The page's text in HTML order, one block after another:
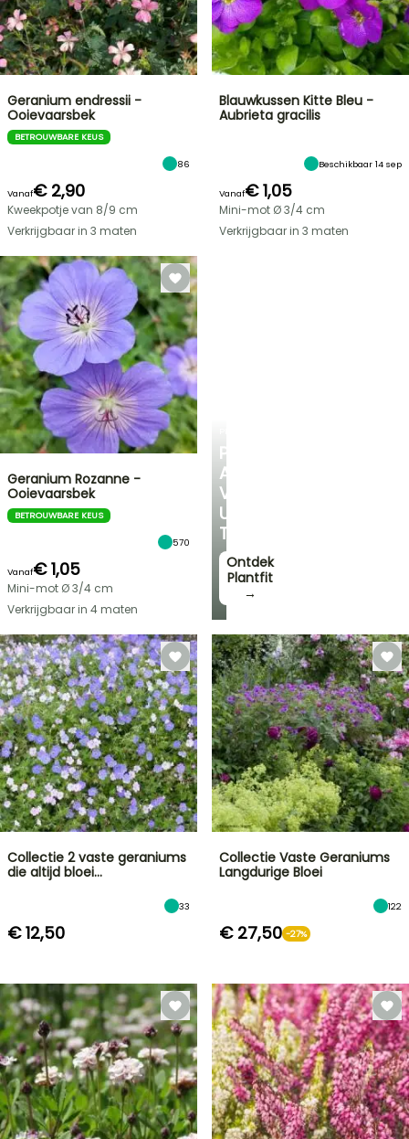
PERSOONLIJK
ADVIES
VOOR
UW
TUIN
Ontdek
Plantfit
→
Geranium endressii -
Ooievaarsbek
BETROUWBARE KEUS
86
Vanaf€ 2,90
Kweekpotje van 8/9 cm
Verkrijgbaar in 3 maten
Blauwkussen Kitte Bleu -
Aubrieta gracilis
Beschikbaar 14 sep
Vanaf€ 1,05
Mini-mot Ø 3/4 cm
Verkrijgbaar in 3 maten
Geranium Rozanne -
Ooievaarsbek
BETROUWBARE KEUS
570
Vanaf€ 1,05
Mini-mot Ø 3/4 cm
Verkrijgbaar in 4 maten
Collectie 2 vaste geraniums
die altijd bloei…
33
€ 12,50
Collectie Vaste Geraniums
Langdurige Bloei
122
€ 27,50 -27%